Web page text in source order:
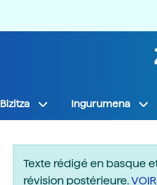
Bizitza Ingurumena
Texte rédigé en basque
révision postérieure.